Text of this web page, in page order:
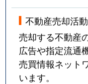
不動産売却活動
売却する不動産
広告や指定流通
売買情報ネット
います。